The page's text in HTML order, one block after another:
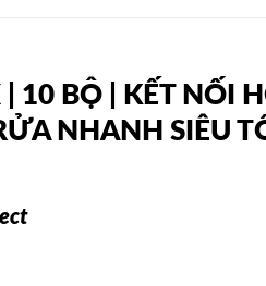
| 10 BỘ | KẾT NỐI
NHANH SIÊU